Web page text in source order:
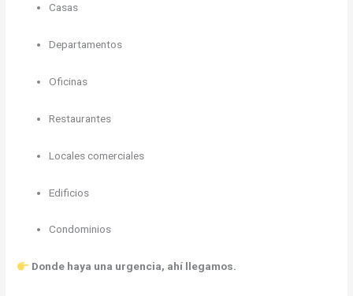
Casas
Departamentos
Oficinas
Restaurantes
Locales comerciales
Edificios
Condominios
Donde haya una urgencia, ahí llegamos.